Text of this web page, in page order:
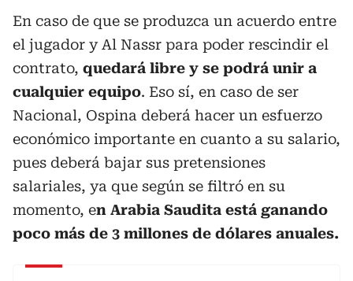
En caso de que se produzca un acuerdo entre
el jugador y Al Nassr para poder rescindir el
contrato, quedará libre y se podrá unir a
cualquier equipo. Eso sí, en caso de ser
Nacional, Ospina deberá hacer un esfuerzo
económico importante en cuanto a su salario,
pues deberá bajar sus pretensiones
salariales, ya que según se filtró en su
momento, en Arabia Saudita está ganando
poco más de 3 millones de dólares anuales.